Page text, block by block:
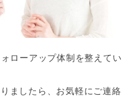
ローアップ体制を整えてい
ましたら、お気軽にご連絡